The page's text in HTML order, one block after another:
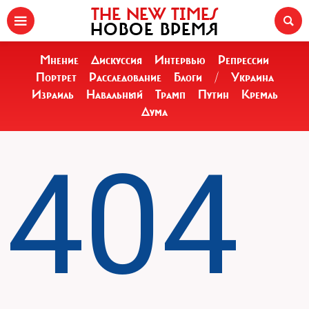
THE NEW TIMES
НОВОЕ ВРЕМЯ
Мнение Дискуссия Интервью
Репрессии
Портрет
Расследование Блоги /
Украина
Израиль
Навальный Трамп Путин
Кремль
Дума
404